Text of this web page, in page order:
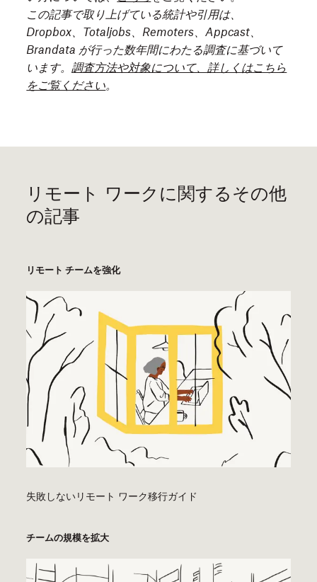
この記事で取り上げている統計や引用は、
Dropbox、Totaljobs、Remoters、Appcast、
Brandata が行った数年間にわたる調査に基づいて
います。調査方法や対象について、詳しくはこちら
をご覧ください。
リモート ワークに関するその他
の記事
リモート チームを強化
失敗しないリモート ワーク移行ガイド
チームの規模を拡大